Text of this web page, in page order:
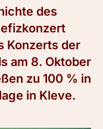
des
Konzerts der
am 8. Oktober
zu 100 % in
in Kleve.